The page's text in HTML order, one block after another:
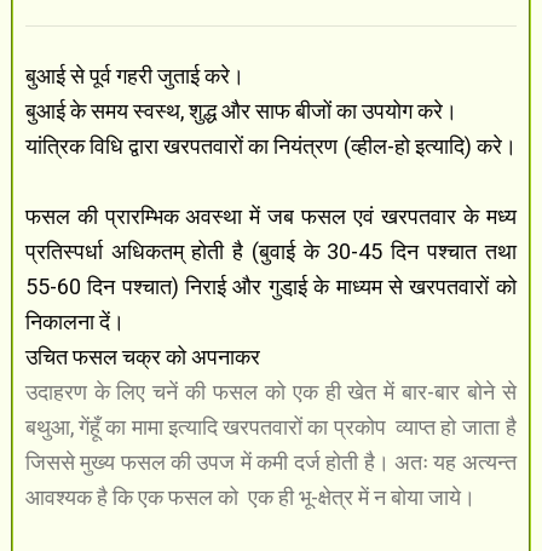
बुआई से पूर्व गहरी जुताई करे।
बुआई के समय स्वस्थ, शुद्ध और साफ बीजों का उपयोग करे।
यांत्रिक विधि द्वारा खरपतवारों का नियंत्रण (व्हील-हो इत्यादि) करे।
फसल की प्रारम्भिक अवस्था में जब फसल एवं खरपतवार के मध्य
प्रतिस्पर्धा अधिकतम् होती है (बुवाई के 30-45 दिन पश्चात तथा
55-60 दिन पश्चात) निराई और गुडा़ई के माध्यम से खरपतवारों को
निकालना दें।
उचित फसल चक्र को अपनाकर
उदाहरण के लिए चनें की फसल को एक ही खेत में बार-बार बोने से
बथुआ, गेंहूँ का मामा इत्यादि खरपतवारों का प्रकोप व्याप्त हो जाता है
जिससे मुख्य फसल की उपज में कमी दर्ज होती है। अतः यह अत्यन्त
आवश्यक है कि एक फसल को एक ही भू-क्षेत्र में न बोया जाये।